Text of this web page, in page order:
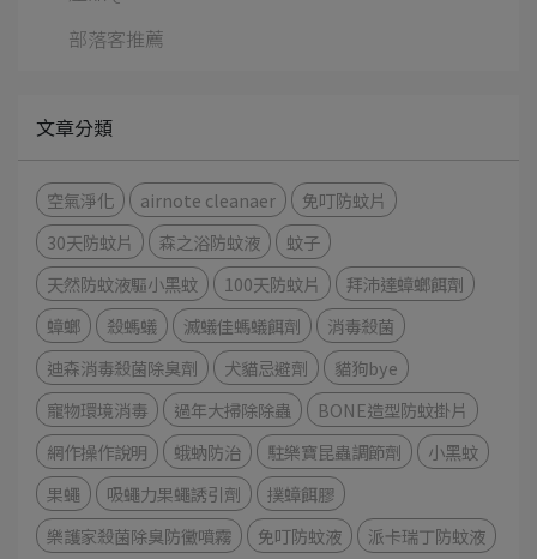
部落客推薦
文章分類
空氣淨化 airnote cleanaer
免叮防蚊片
30天防蚊片
森之浴防蚊液
蚊子
天然防蚊液驅小黑蚊
100天防蚊片
拜沛達蟑螂餌劑
蟑螂
殺螞蟻 滅蟻佳螞蟻餌劑
消毒殺菌
迪森消毒殺菌除臭劑
犬貓忌避劑
貓狗bye
寵物環境消毒
過年大掃除除蟲
BONE造型防蚊掛片
網作操作說明
蛾蚋防治 駐樂寶昆蟲調節劑
小黑蚊
果蠅
吸蠅力果蠅誘引劑
撲蟑餌膠
樂護家殺菌除臭防黴噴霧
免叮防蚊液
派卡瑞丁防蚊液